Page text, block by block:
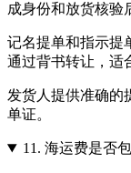
成身份和放货核验
记名提单和指示提
通过背书转让，适
发货人提供准确的
单证。
11. 海运费是否